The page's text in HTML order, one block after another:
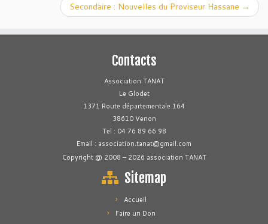
Secondaire : Nouvelles du Proviseur Hassane →
Contacts
Association TANAT
Le Glodet
1371 Route départementale 164
38610 Venon
Tel : 04 76 89 66 98
Email : association.tanat@gmail.com
Copyright @ 2008 – 2026 association TANAT
Sitemap
Accueil
Faire un Don